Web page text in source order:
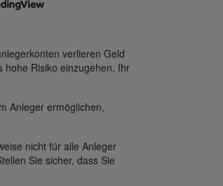
verlieren Geld
hohe Risiko einzugehen, Ihr
Anleger ermöglichen,
nicht für alle Anleger
Sie sicher, dass Sie